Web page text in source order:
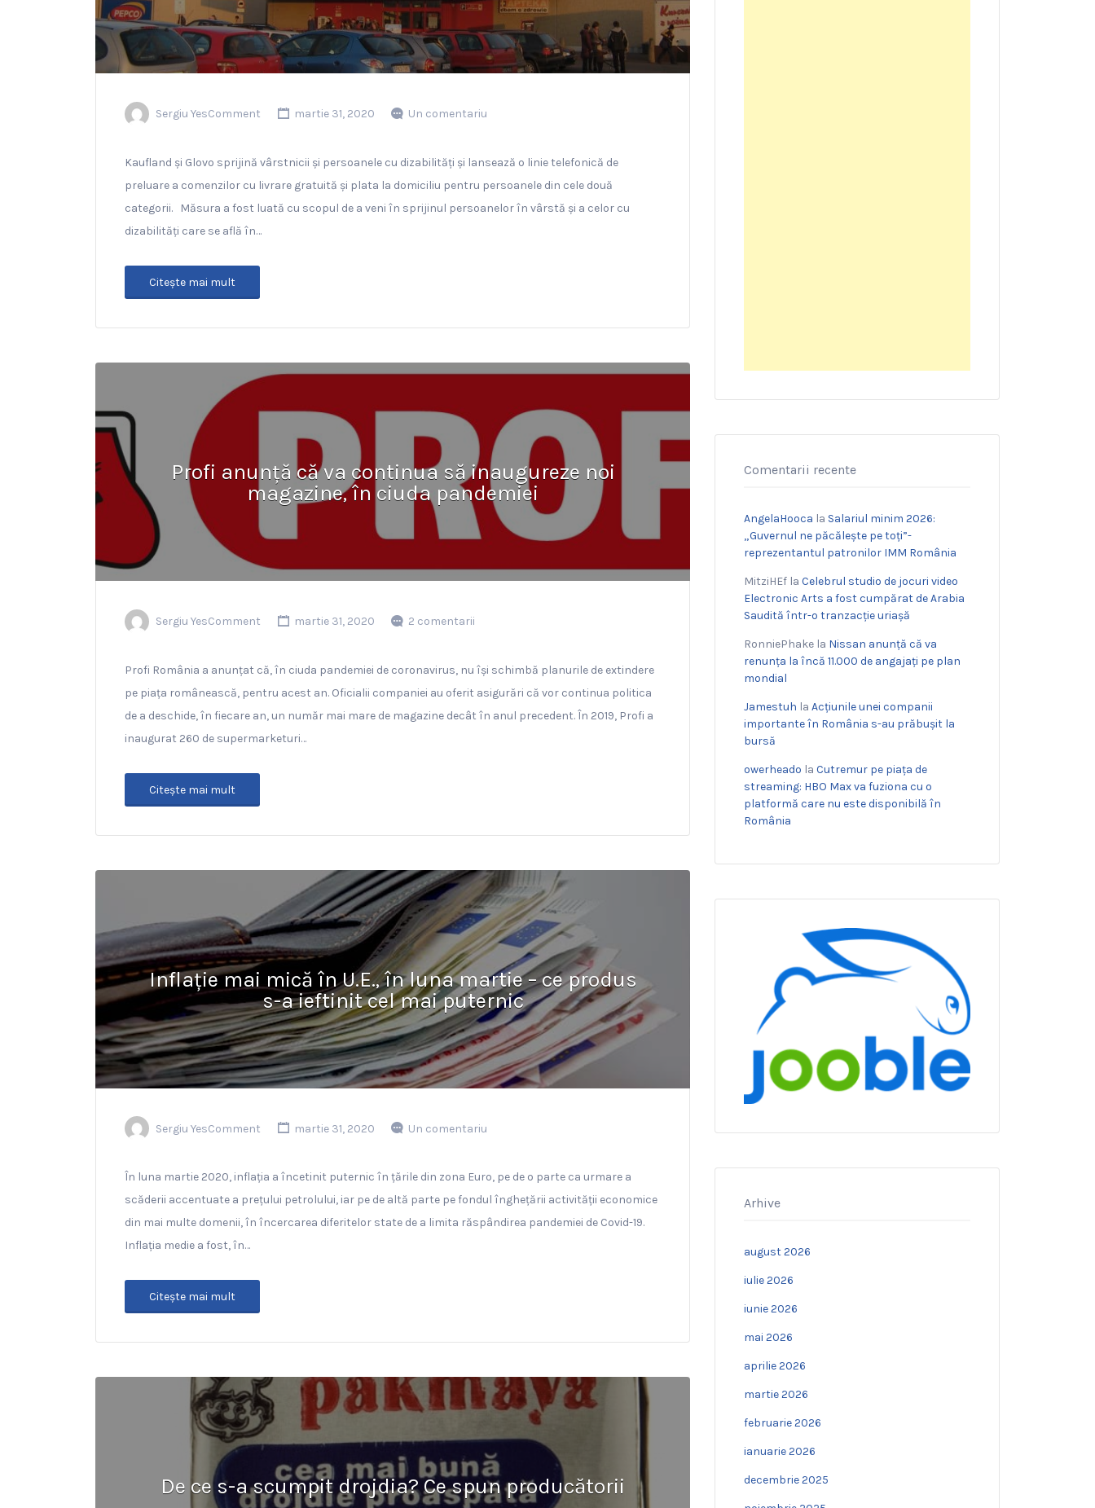
Sergiu YesComment martie 31, 2020 Un comentariu
Kaufland și Glovo sprijină vârstnicii și persoanele cu dizabilități și lansează o linie telefonică de
preluare a comenzilor cu livrare gratuită și plata la domiciliu pentru persoanele din cele două
categorii. Măsura a fost luată cu scopul de a veni în sprijinul persoanelor în vârstă și a celor cu
dizabilități care se află în…
Citeşte mai mult
Profi anunță că va continua să inaugureze noi
magazine, în ciuda pandemiei
Sergiu YesComment martie 31, 2020 2 comentarii
Profi România a anunțat că, în ciuda pandemiei de coronavirus, nu își schimbă planurile de extindere
pe piața românească, pentru acest an. Oficialii companiei au oferit asigurări că vor continua politica
de a deschide, în fiecare an, un număr mai mare de magazine decât în anul precedent. În 2019, Profi a
inaugurat 260 de supermarketuri…
Citeşte mai mult
Inflație mai mică în U.E., în luna martie – ce produs
s-a ieftinit cel mai puternic
Sergiu YesComment martie 31, 2020 Un comentariu
În luna martie 2020, inflația a încetinit puternic în țările din zona Euro, pe de o parte ca urmare a
scăderii accentuate a prețului petrolului, iar pe de altă parte pe fondul înghețării activității economice
din mai multe domenii, în încercarea diferitelor state de a limita răspândirea pandemiei de Covid-19.
Inflația medie a fost, în…
Citeşte mai mult
De ce s-a scumpit drojdia? Ce spun producătorii
Comentarii recente
AngelaHooca la Salariul minim 2026:
„Guvernul ne păcălește pe toți”-
reprezentantul patronilor IMM România
MitziHEf la Celebrul studio de jocuri video
Electronic Arts a fost cumpărat de Arabia
Saudită într-o tranzacție uriașă
RonniePhake la Nissan anunță că va
renunța la încă 11.000 de angajați pe plan
mondial
Jamestuh la Acțiunile unei companii
importante în România s-au prăbușit la
bursă
owerheado la Cutremur pe piața de
streaming: HBO Max va fuziona cu o
platformă care nu este disponibilă în
România
Arhive
august 2026
iulie 2026
iunie 2026
mai 2026
aprilie 2026
martie 2026
februarie 2026
ianuarie 2026
decembrie 2025